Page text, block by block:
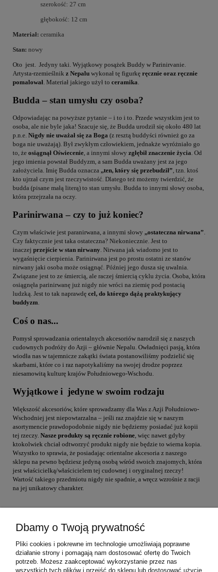
szerokość: 27 cm
głębokość: 12 cm
Materiał: ceramika
Stan: nowy
Oto jest. Jedyny taki. Wyjątkowy posążek Buddy w Parinirvanie.
Artysta-rzemieślnik z Nepalu wykonał tę figurkę ręcznie oraz ręcznie
pomalował . Materiał jakiego użył to ceramika
Budda – stan umysłu czy osoba?
Odpowiadając na powyższe pytanie – i to i to. Przede wszystkim jest to
osoba, ale nie byle jaka! Szacuje się, że Budda urodził się około 480 lat
p.n.e. Nigdy nie uważał się za Boga (z resztą buddyści również go za
boga nie uważają). Był zwykłym człowiekiem, jednakże wyróżniało go
to, że osiągnął Oświecenie, a innymi słowy zgłębił znaczenie życia. Od
jego imienia powstał Buddyzm, a sam Budda uważany jest za jego
założyciela. Imię Budda oznacza ,,ten, który się przebudził”, tzn. ktoś
kto ujrzał czym jest rzeczywistość. Dlatego też możemy twierdzić, że
budda (pisane małą literą) to stan umysłu. Budda to innymi słowy osoba,
która przejrzała na oczy.
Parinirwana – czy to już koniec?
Czym właściwie jest paranirwana, a innymi słowy ,,ostateczna nirwana”.
Czy faktycznie jest taka ostateczna? Niekoniecznie. Jest to
inaczej przejście w stan nirwany. Nirwana jak wiadomo jest to
wygaśnięcie cierpienia. Parinirwana jest po prostu ostatni ze stanów
nirwany jaki osoba może osiągnąć. Później jego dusza się uwalnia.
Związane jest to ze śmiercią, ale raczej śmiercią cyklu życia. Osoba, która
osiągnęła parinirwanę już nigdy nie wróci na ziemię pod postacią
ludzką. Jest to tak naprawdę cel, do którego dążą praktykujący
buddyzm.
Coś o nas...
Pomysł sprowadzania orientalnych akcesoriów narodził się z naszych
cudownych podróży do Azji – głównie Nepalu. Owładnięci pasją, która
wiodła nas w tajemnicze zakątki świata postanowiliśmy podzielić się
skarbami, które co i raz napotykaliśmy na swojej drodze poprzez
niesamowitą kulturę krajów Południowego-Wschodu.
Wyjątkowe i jedyne w swoim rodzaju
Większość akcesoriów, które sprowadzamy dla Was z Azji Południowo-
Wschodniej jest niepowtarzalna – jeśli raz znajdzie się w naszym
asortymencie prawdopodobnie nigdy nie będziemy posiadać już kopii
tej rzeczy. Nasze produkty są ręcznie robione, więc nawet gdyby
ktokolwiek chciał odtworzyć produkt nigdy nie będzie to wierna kopia.
Wszystko to sprawia, że posiadając orientalne akcesoria z naszego
sklepu na pewno będziesz jedyną osobą wśród swoich znajomych, która
jest właścicielką/właścicielem tej cudownej i oryginalnej rzeczy!
Wartość takiego przedmiotu nigdy nie spadnie, a wręcz wzrośnie z racji
na jej unikatowy charakter.
Warunki zakupów
Moje konto
Dbamy o Twoją prywatność
Pliki cookies i pokrewne im technologie umożliwiają poprawne
działanie strony i pomagają nam dostosować ofertę do Twoich
potrzeb. Możesz zaakceptować wykorzystanie przez nas
wszystkich tych plików i przejść do sklepu lub dostosować użycie